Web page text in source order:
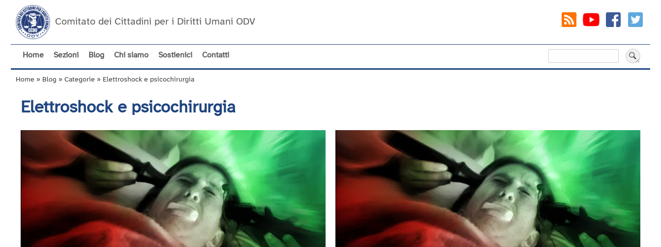
contenuto
principale
Comitato dei Cittadini per i Diritti Umani ODV
Navigazione
principale
Home Sezioni Blog Chi siamo Sostienici Contatti
Home Blog Categorie Elettroshock e psicochirurgia
Elettroshock e psicochirurgia